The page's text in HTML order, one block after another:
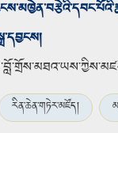
རིན་ཆེན་གཏེར་མཛོད།